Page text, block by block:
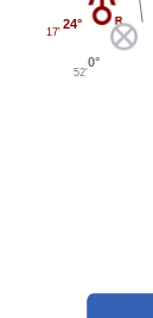
24°
17'
0°
52'